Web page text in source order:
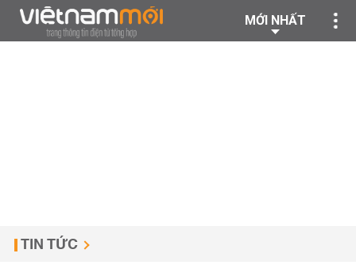
MỚI NHẤT
TIN TỨC